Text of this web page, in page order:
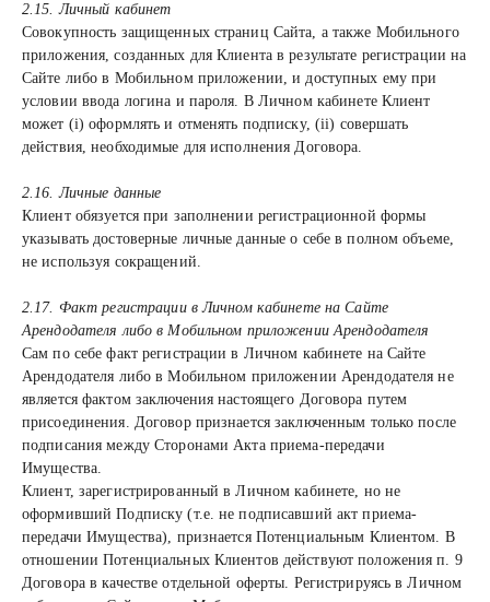
2.15. Личный кабинет
Совокупность защищенных страниц Сайта, а также Мобильного
приложения, созданных для Клиента в результате регистрации на
Сайте либо в Мобильном приложении, и доступных ему при
условии ввода логина и пароля. В Личном кабинете Клиент
может (i) оформлять и отменять подписку, (ii) совершать
действия, необходимые для исполнения Договора.
2.16. Личные данные
Клиент обязуется при заполнении регистрационной формы
указывать достоверные личные данные о себе в полном объеме,
не используя сокращений.
2.17. Факт регистрации в Личном кабинете на Сайте
Арендодателя либо в Мобильном приложении Арендодателя
Сам по себе факт регистрации в Личном кабинете на Сайте
Арендодателя либо в Мобильном приложении Арендодателя не
является фактом заключения настоящего Договора путем
присоединения. Договор признается заключенным только после
подписания между Сторонами Акта приема-передачи
Имущества.
Клиент, зарегистрированный в Личном кабинете, но не
оформивший Подписку (т.е. не подписавший акт приема-
передачи Имущества), признается Потенциальным Клиентом. В
отношении Потенциальных Клиентов действуют положения п. 9
Договора в качестве отдельной оферты. Регистрируясь в Личном